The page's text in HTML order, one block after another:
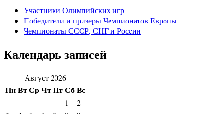
Участники Олимпийских игр
Победители и призеры Чемпионатов Европы
Чемпионаты СССР, СНГ и Росcии
Календарь записей
Август 2026
ПнВтСрЧтПтСбВс
1
2